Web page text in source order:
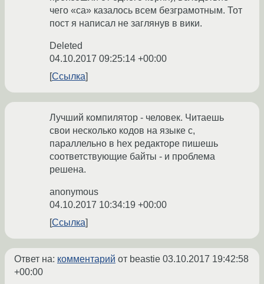
чего «са» казалось всем безграмотным. Тот
пост я написал не заглянув в вики.
Deleted
04.10.2017 09:25:14 +00:00
Ссылка
Лучший компилятор - человек. Читаешь
свои несколько кодов на языке с,
параллельно в hex редакторе пишешь
соответствующие байты - и проблема
решена.
anonymous
04.10.2017 10:34:19 +00:00
Ссылка
Ответ на: комментарий от beastie 03.10.2017 19:42:58
+00:00